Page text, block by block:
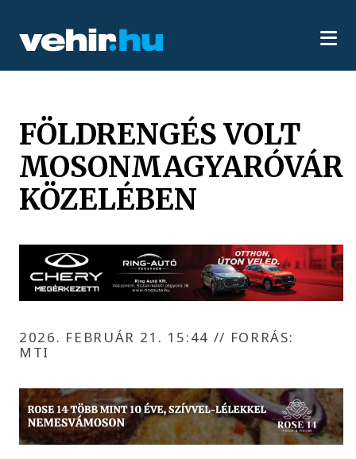
FÖLDRENGÉS VOLT
MOSONMAGYARÓVÁR
KÖZELÉBEN
2026. FEBRUÁR 21. 15:44 // FORRÁS:
MTI